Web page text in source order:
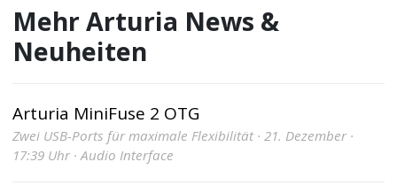
Mehr Arturia News &
Neuheiten
Arturia MiniFuse 2 OTG
Zwei USB-Ports für maximale Flexibilität · 21. Dezember ·
17:39 Uhr · Audio Interface